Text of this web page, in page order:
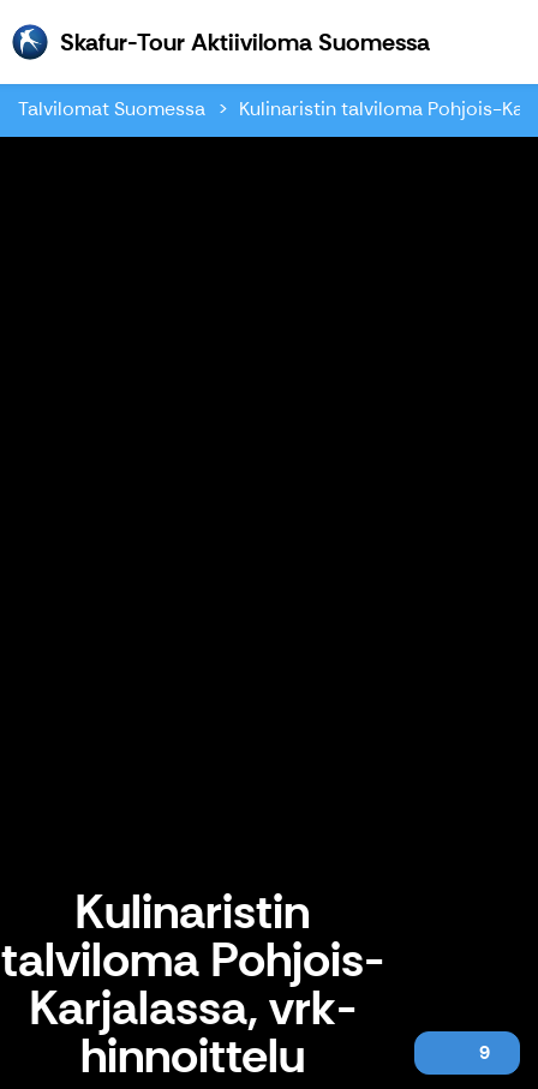
Skafur-Tour Aktiiviloma SuomessaSkafur-
Talvilomat Suomessa Kulinaristin talviloma Pohjois-
Kulinaristin
talviloma Pohjois-
Karjalassa, vrk-
hinnoittelu 9 Kulinaristin talviloma Pohjois-Karjalassa, vrk-hinnoittelu